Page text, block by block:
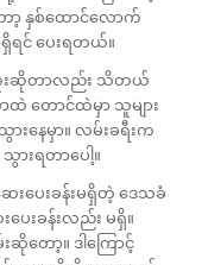
ာ့ နှစ်ထောင်လောက်
ရင် ပေးရတယ်။
းဆိုတာလည်း သိတယ်
တောင်ထဲမှာ သူများ
နေမှာ။ လမ်းခရီးက
ားရတာပေါ့။
ပေးခန်းမရှိတဲ့ ဒေသခံ
ေးခန်းလည်း မရှိ။
တော့။ ဒါကြောင့်